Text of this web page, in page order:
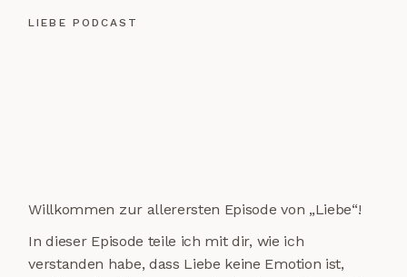
LIEBE PODCAST
Willkommen zur allerersten Episode von „Liebe“!
In dieser Episode teile ich mit dir, wie ich
verstanden habe, dass Liebe keine Emotion ist,